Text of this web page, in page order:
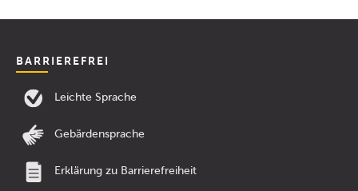
BARRIEREFREI
Leichte Sprache
Gebärdensprache
Erklärung zu Barrierefreiheit